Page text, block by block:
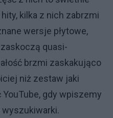
kilka z nich zabrzmi
wersje płytowe,
quasi-
brzmi zaskakująco
niż zestaw jaki
gdy wpiszemy
wyszukiwarki.